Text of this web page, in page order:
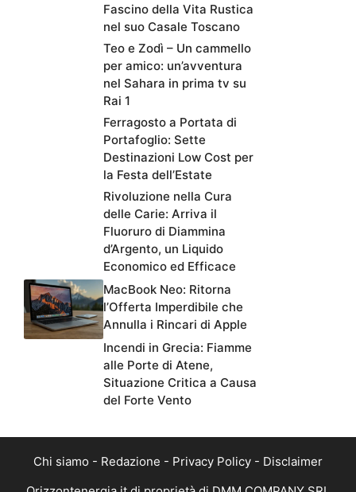
Fascino della Vita Rustica
nel suo Casale Toscano
Teo e Zodì – Un cammello
per amico: un’avventura
nel Sahara in prima tv su
Rai 1
Ferragosto a Portata di
Portafoglio: Sette
Destinazioni Low Cost per
la Festa dell’Estate
Rivoluzione nella Cura
delle Carie: Arriva il
Fluoruro di Diammina
d’Argento, un Liquido
Economico ed Efficace
MacBook Neo: Ritorna
l’Offerta Imperdibile che
Annulla i Rincari di Apple
Incendi in Grecia: Fiamme
alle Porte di Atene,
Situazione Critica a Causa
del Forte Vento
Chi siamo - Redazione - Privacy Policy - Disclaimer